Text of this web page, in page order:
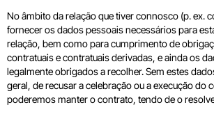
No âmbito da relação que tiver connosco (p. ex.
fornecer os dados pessoais necessários para
relação, bem como para cumprimento de
contratuais e contratuais derivadas, e ainda os
legalmente obrigados a recolher. Sem estes
geral, de recusar a celebração ou a execução do
poderemos manter o contrato, tendo de o